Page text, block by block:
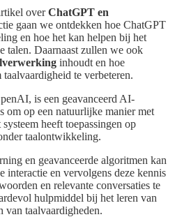
overChatGPT en
gaan we ontdekken hoe ChatGPT
en hoe het kan helpen bij het
talen. Daarnaast zullen we ook
inhoudt en hoe
te verbeteren.
is een geavanceerd AI-
om op een natuurlijke manier met
heeft toepassingen op
taalontwikkeling.
en geavanceerde algoritmen kan
interactie en vervolgens deze kennis
en relevante conversaties te
hulpmiddel bij het leren van
van taalvaardigheden.